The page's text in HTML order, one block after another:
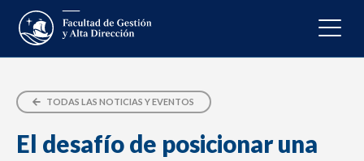
TODAS LAS NOTICIAS Y EVENTOS
El desafío de posicionar una